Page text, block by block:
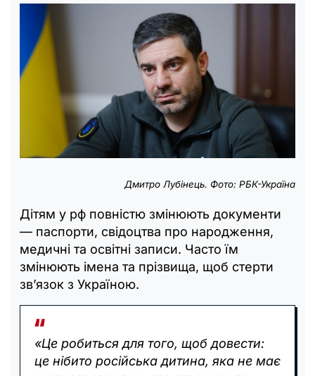
Дмитро Лубінець. Фото: РБК-Україна
Дітям у рф повністю змінюють документи
— паспорти, свідоцтва про народження,
медичні та освітні записи. Часто їм
змінюють імена та прізвища, щоб стерти
зв’язок з Україною.
«Це робиться для того, щоб довести:
це нібито російська дитина, яка не має